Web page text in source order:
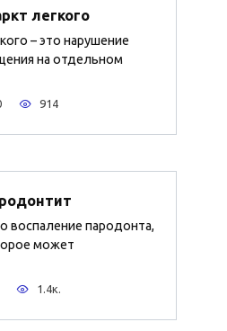
легкого
– это нарушение
на отдельном
914
воспаление пародонта,
может
1.4к.